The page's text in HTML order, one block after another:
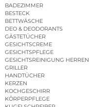
BADEZIMMER
BESTECK
BETTWÄSCHE
DEO & DEODORANTS
GÄSTETÜCHER
GESICHTSCREME
GESICHTSPFLEGE
GESICHTSREINIGUNG HERREN
GRILLER
HANDTÜCHER
KERZEN
KOCHGESCHIRR
KÖRPERPFLEGE